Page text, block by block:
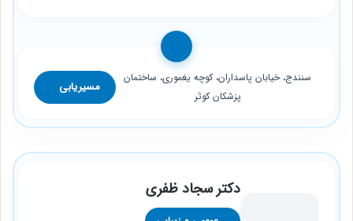
سنندج، خیابان پاسداران، کوچە یغموری، ساختمان
پزشکان کوثر
مسیریابی
دکتر سجاد ظفری